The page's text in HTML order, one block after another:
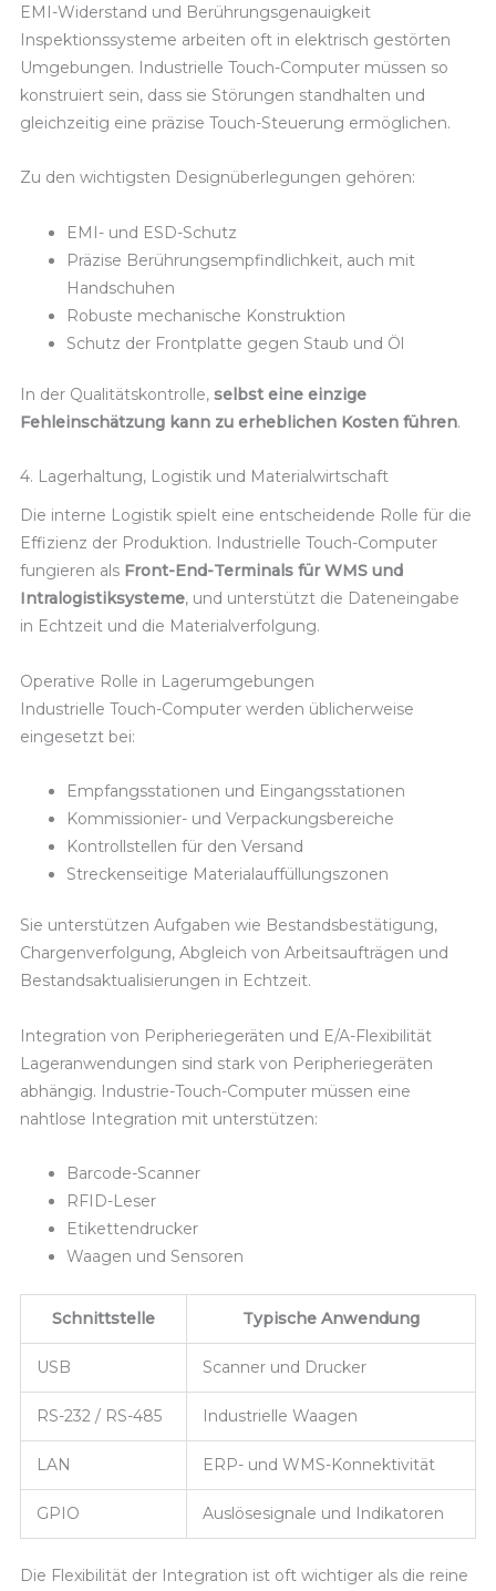
EMI-Widerstand und Berührungsgenauigkeit
Inspektionssysteme arbeiten oft in elektrisch gestörten
Umgebungen. Industrielle Touch-Computer müssen so
konstruiert sein, dass sie Störungen standhalten und
gleichzeitig eine präzise Touch-Steuerung ermöglichen.
Zu den wichtigsten Designüberlegungen gehören:
EMI- und ESD-Schutz
Präzise Berührungsempfindlichkeit, auch mit
Handschuhen
Robuste mechanische Konstruktion
Schutz der Frontplatte gegen Staub und Öl
In der Qualitätskontrolle, selbst eine einzige
Fehleinschätzung kann zu erheblichen Kosten führen.
4. Lagerhaltung, Logistik und Materialwirtschaft
Die interne Logistik spielt eine entscheidende Rolle für die
Effizienz der Produktion. Industrielle Touch-Computer
fungieren als Front-End-Terminals für WMS und
Intralogistiksysteme, und unterstützt die Dateneingabe
in Echtzeit und die Materialverfolgung.
Operative Rolle in Lagerumgebungen
Industrielle Touch-Computer werden üblicherweise
eingesetzt bei:
Empfangsstationen und Eingangsstationen
Kommissionier- und Verpackungsbereiche
Kontrollstellen für den Versand
Streckenseitige Materialauffüllungszonen
Sie unterstützen Aufgaben wie Bestandsbestätigung,
Chargenverfolgung, Abgleich von Arbeitsaufträgen und
Bestandsaktualisierungen in Echtzeit.
Integration von Peripheriegeräten und E/A-Flexibilität
Lageranwendungen sind stark von Peripheriegeräten
abhängig. Industrie-Touch-Computer müssen eine
nahtlose Integration mit unterstützen:
Barcode-Scanner
RFID-Leser
Etikettendrucker
Waagen und Sensoren
Schnittstelle Typische Anwendung
USB Scanner und Drucker
RS-232 / RS-485 Industrielle Waagen
LAN ERP- und WMS-Konnektivität
GPIO Auslösesignale und Indikatoren
Die Flexibilität der Integration ist oft wichtiger als die reine